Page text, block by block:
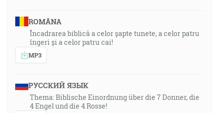
ROMÂNA
Încadrarea biblică a celor șapte tunete, a celor patru
îngeri și a celor patru cai!
MP3
РУССКИЙ ЯЗЫК
Thema: Biblische Einordnung über die 7 Donner, die
4 Engel und die 4 Rosse!